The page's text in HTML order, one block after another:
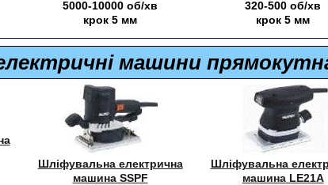
5000-10000 об/хв
крок 5 мм
320-500 об/хв
крок 5 мм
машини
Шліфувальна електрична
машина SSPF
Шліфувальна
машина LE21A